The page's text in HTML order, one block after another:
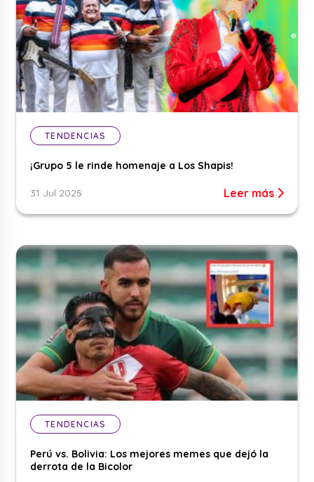
TENDENCIAS
¡Grupo 5 le rinde homenaje a Los Shapis!
31 Jul 2025 Leer más
TENDENCIAS
Perú vs. Bolivia: Los mejores memes que dejó la
derrota de la Bicolor